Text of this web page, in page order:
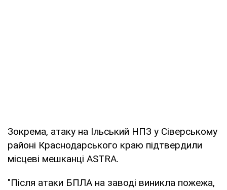
Зокрема, атаку на Ільський НПЗ у Сіверському
районі Краснодарського краю підтвердили
місцеві мешканці ASTRA.
"Після атаки БПЛА на заводі виникла пожежа,